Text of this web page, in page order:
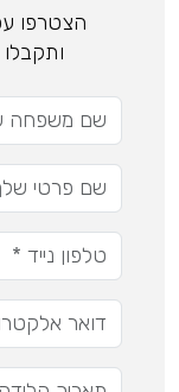
הצטרפו